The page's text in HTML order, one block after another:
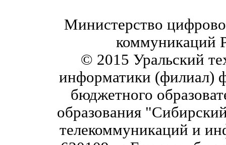
Министерство
коммуникаций
© 2015 Уральский
информатики (филиал)
бюджетного
образования
телекоммуникаций и